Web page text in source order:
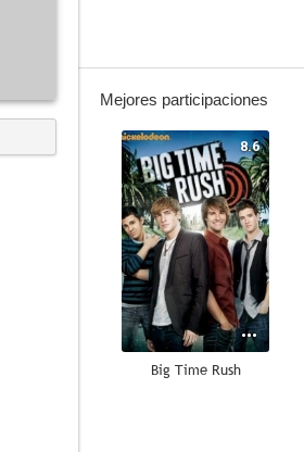
Mejores participaciones
8.6
Big Time Rush